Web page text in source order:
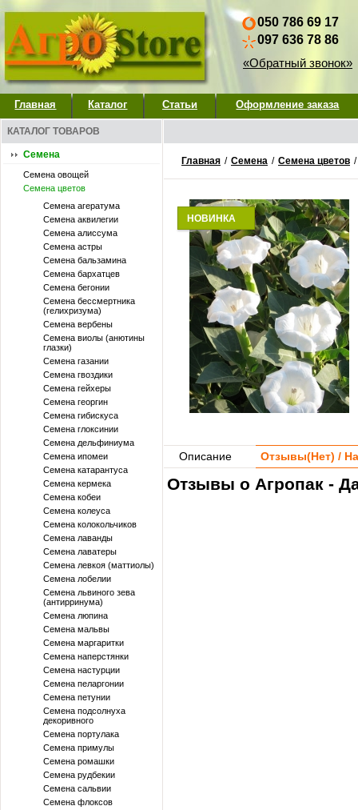
050 786 69 17
097 636 78 86
«Обратный звонок»
Главная Каталог Статьи Оформление заказа
КАТАЛОГ ТОВАРОВ
Семена
Семена овощей
Семена цветов
Семена агератума
Семена аквилегии
Семена алиссума
Семена астры
Семена бальзамина
Семена бархатцев
Семена бегонии
Семена бессмертника
(гелихризума)
Семена вербены
Семена виолы (анютины
глазки)
Семена газании
Семена гвоздики
Семена гейхеры
Семена георгин
Семена гибискуса
Семена глоксинии
Семена дельфиниума
Семена ипомеи
Семена катарантуса
Семена кермека
Семена кобеи
Семена колеуса
Семена колокольчиков
Семена лаванды
Семена лаватеры
Семена левкоя (маттиолы)
Семена лобелии
Семена львиного зева
(антирринума)
Семена люпина
Семена мальвы
Семена маргаритки
Семена наперстянки
Семена настурции
Семена пеларгонии
Семена петунии
Семена подсолнуха
декоривного
Семена портулака
Семена примулы
Семена ромашки
Семена рудбекии
Семена сальвии
Семена флоксов
Главная / Семена / Семена цветов /
НОВИНКА
Описание Отзывы(Нет) /
Отзывы о Агропак -